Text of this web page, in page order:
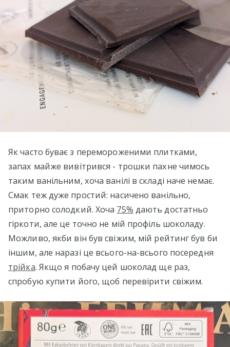
Як часто буває з перемороженими плитками,
запах майже вивітрився - трошки пахне чимось
таким ванільним, хоча ванілі в складі наче немає.
Смак теж дуже простий: насичено ванільно,
приторно солодкий. Хоча 75% дають достатньо
гіркоти, але це точно не мій профіль шоколаду.
Можливо, якби він був свіжим, мій рейтинг був би
іншим, але наразі це всього-на-всього посередня
трійка. Якщо я побачу цей шоколад ще раз,
спробую купити його, щоб перевірити свіжим.